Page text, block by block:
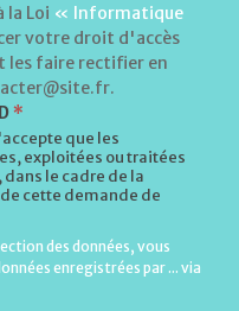
Loi « Informatique
votre droit d'accès
les faire rectifier en
*
que les
exploitées ou traitées
le cadre de la
cette demande de
des données, vous
enregistrées par ... via